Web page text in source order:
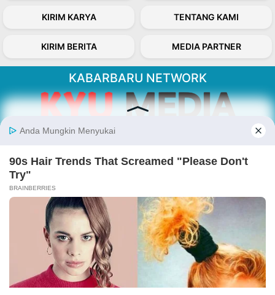
KIRIM KARYA TENTANG KAMI
KIRIM BERITA MEDIA PARTNER
KABARBARU NETWORK
Follow Kabarbaru